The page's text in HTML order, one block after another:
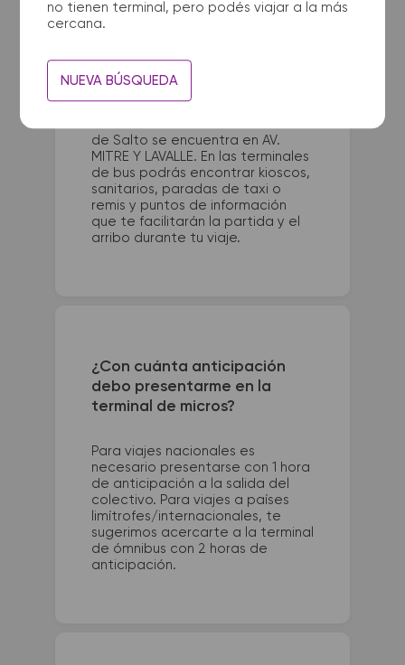
no tienen terminal, pero podés viajar a la más
cercana.
NUEVA BÚSQUEDA
terminales de micro de
Carmen de Areco a Salto?
La terminal de ómnibus de
de Salto se encuentra en AV.
MITRE Y LAVALLE. En las terminales
de bus podrás encontrar kioscos,
sanitarios, paradas de taxi o
remis y puntos de información
que te facilitarán la partida y el
arribo durante tu viaje.
¿Con cuánta anticipación
debo presentarme en la
terminal de micros?
Para viajes nacionales es
necesario presentarse con 1 hora
de anticipación a la salida del
colectivo. Para viajes a países
limítrofes/internacionales, te
sugerimos acercarte a la terminal
de ómnibus con 2 horas de
anticipación.